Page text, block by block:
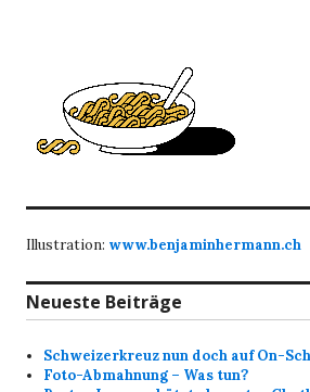
Illustration: www.benjaminhermann.ch
Neueste Beiträge
Schweizerkreuz nun doch auf On-
Foto-Abmahnung – Was tun?